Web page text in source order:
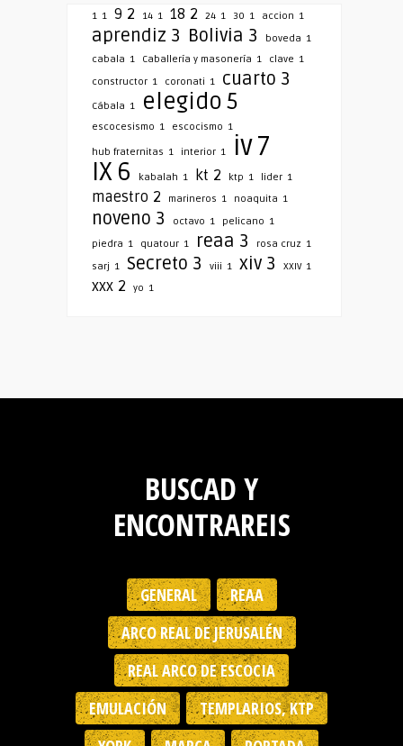
1 1 9 2 14 1 18 2 24 1 30 1 accion 1
aprendiz 3 Bolivia 3 boveda 1
cabala 1 Caballería y masonería 1 clave 1
constructor 1 coronati 1 cuarto 3
Cábala 1 elegido5
escocesismo 1 escocismo 1
hub fraternitas 1 interior 1 iv7
IX 6 kabalah 1 kt 2 ktp 1 lider 1
maestro 2 marineros 1 noaquita 1
noveno 3 octavo 1 pelicano 1
piedra 1 quatour 1 reaa 3 rosa cruz 1
sarj 1 Secreto 3 viii 1 xiv 3 XXIV 1
xxx 2 yo 1
BUSCAD Y
ENCONTRAREIS
GENERAL
REAA
ARCO REAL DE JERUSALÉN
REAL ARCO DE ESCOCIA
EMULACIÓN
TEMPLARIOS, KTP